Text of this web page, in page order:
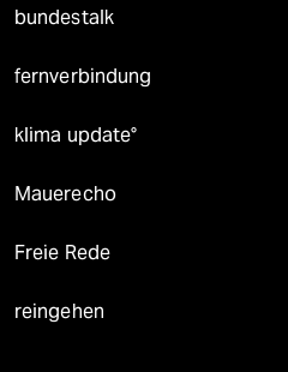
bundestalk
fernverbindung
klima update°
Mauerecho
Freie Rede
reingehen